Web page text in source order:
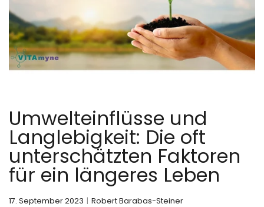
Umwelteinflüsse und
Langlebigkeit: Die oft
unterschätzten Faktoren
für ein längeres Leben
17. September 2023 Robert Barabas-Steiner